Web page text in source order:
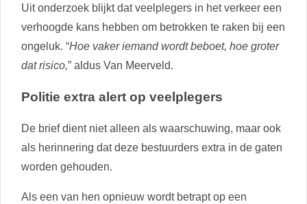
Uit onderzoek blijkt dat veelplegers in het verkeer een
verhoogde kans hebben om betrokken te raken bij een
ongeluk. “Hoe vaker iemand wordt beboet, hoe groter
dat risico,” aldus Van Meerveld.
Politie extra alert op veelplegers
De brief dient niet alleen als waarschuwing, maar ook
als herinnering dat deze bestuurders extra in de gaten
worden gehouden.
Als een van hen opnieuw wordt betrapt op een